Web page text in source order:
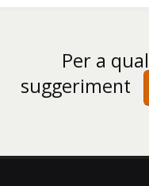
Per a
suggeriment